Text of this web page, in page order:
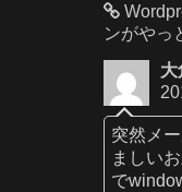
ンがやっ
大
突然メ
ましい
で